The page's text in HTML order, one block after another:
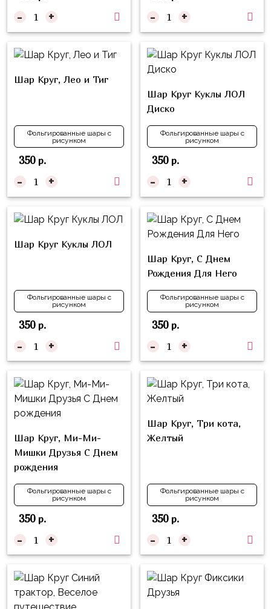
- + - +
Шар Круг, Лео и Тиг
Фольгированные шары с
рисунком
350р.
- +
Шар Круг Куклы ЛОЛ
Диско
Фольгированные шары с
рисунком
350р.
- +
Шар Круг Куклы ЛОЛ
Фольгированные шары с
рисунком
350р.
- +
Шар Круг, С Днем
Рождения Для Него
Фольгированные шары с
рисунком
350р.
- +
Шар Круг, Ми-Ми-
Мишки Друзья С Днем
рождения
Фольгированные шары с
рисунком
350р.
- +
Шар Круг, Три кота,
Желтый
Фольгированные шары с
рисунком
350р.
- +
Фольгированные
фигуры
Готовые
из
Шары
с
фигуры
Индивидуальная
надпись
Буквы
Товары
праздника
Сервировка
Свечи
Бумажный
декор
Колпачки,
Гудки
Холодное
Мой
Маленький
Пони
Буба
Лунтик
Чебурашка
ниндзя
Фиксики
Динозавры
Принцессы
Микки
и
Минни
Спорт
Мамы,
Бабушки
Для
Папы,
Дедушки
Тропики
Космос
Единороги